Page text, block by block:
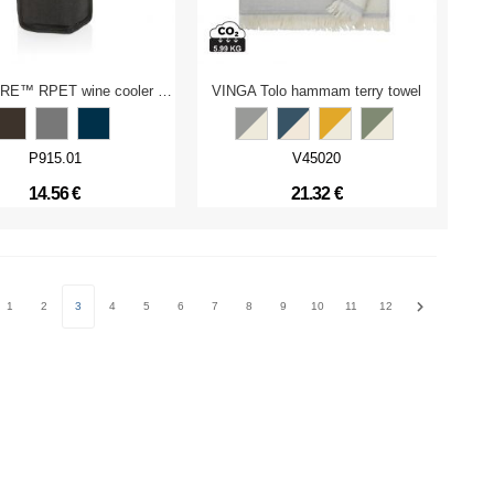
Vino AWARE™ RPET wine cooler sleeve
P915.01
14.56 €
VINGA Tolo hammam terry towel
V45020
21.32 €
1 2 3 4 5 6 7 8 9 10 11 12 Next